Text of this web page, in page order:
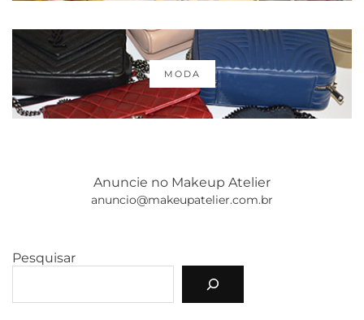
MODA
Anuncie no Makeup Atelier
anuncio@makeupatelier.com.br
Pesquisar